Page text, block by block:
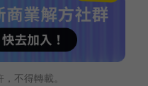
不得轉載。